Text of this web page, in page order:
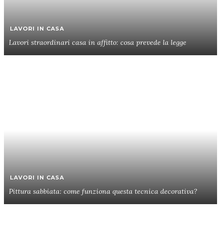
LAVORI IN CASA
Lavori straordinari casa in affitto: cosa prevede la legge
LAVORI IN CASA
Pittura sabbiata: come funziona questa tecnica decorativa?